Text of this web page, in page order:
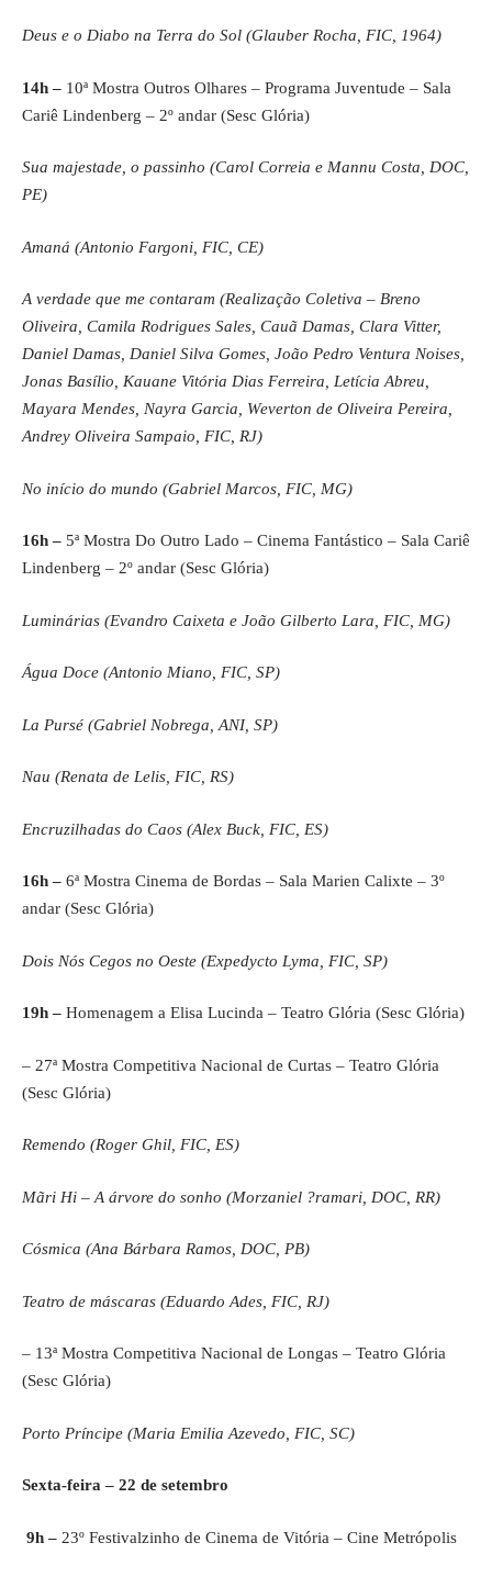
Deus e o Diabo na Terra do Sol (Glauber Rocha, FIC, 1964)
14h – 10ª Mostra Outros Olhares – Programa Juventude – Sala
Cariê Lindenberg – 2º andar (Sesc Glória)
Sua majestade, o passinho (Carol Correia e Mannu Costa, DOC,
PE)
Amaná (Antonio Fargoni, FIC, CE)
A verdade que me contaram (Realização Coletiva – Breno
Oliveira, Camila Rodrigues Sales, Cauã Damas, Clara Vitter,
Daniel Damas, Daniel Silva Gomes, João Pedro Ventura Noises,
Jonas Basílio, Kauane Vitória Dias Ferreira, Letícia Abreu,
Mayara Mendes, Nayra Garcia, Weverton de Oliveira Pereira,
Andrey Oliveira Sampaio, FIC, RJ)
No início do mundo (Gabriel Marcos, FIC, MG)
16h – 5ª Mostra Do Outro Lado – Cinema Fantástico – Sala Cariê
Lindenberg – 2º andar (Sesc Glória)
Luminárias (Evandro Caixeta e João Gilberto Lara, FIC, MG)
Água Doce (Antonio Miano, FIC, SP)
La Pursé (Gabriel Nobrega, ANI, SP)
Nau (Renata de Lelis, FIC, RS)
Encruzilhadas do Caos (Alex Buck, FIC, ES)
16h – 6ª Mostra Cinema de Bordas – Sala Marien Calixte – 3º
andar (Sesc Glória)
Dois Nós Cegos no Oeste (Expedycto Lyma, FIC, SP)
19h – Homenagem a Elisa Lucinda – Teatro Glória (Sesc Glória)
– 27ª Mostra Competitiva Nacional de Curtas – Teatro Glória
(Sesc Glória)
Remendo (Roger Ghil, FIC, ES)
Mãri Hi – A árvore do sonho (Morzaniel ?ramari, DOC, RR)
Cósmica (Ana Bárbara Ramos, DOC, PB)
Teatro de máscaras (Eduardo Ades, FIC, RJ)
– 13ª Mostra Competitiva Nacional de Longas – Teatro Glória
(Sesc Glória)
Porto Príncipe (Maria Emilia Azevedo, FIC, SC)
Sexta-feira – 22 de setembro
9h – 23º Festivalzinho de Cinema de Vitória – Cine Metrópolis